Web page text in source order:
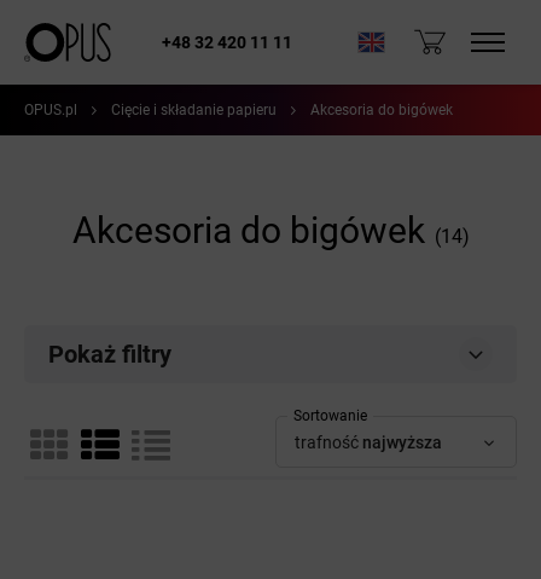
+48 32 420 11 11
OPUS.pl Cięcie i składanie papieru Akcesoria do bigówek
Akcesoria do bigówek (14)
Pokaż filtry
Sortowanie
trafność najwyższa